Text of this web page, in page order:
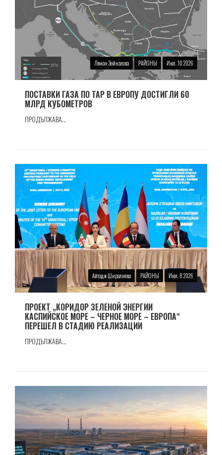
Ляман Зейналова РАЙОНЫ Июл. 10 2026
ПОСТАВКИ ГАЗА ПО TAP В ЕВРОПУ ДОСТИГЛИ 60
МЛРД КУБОМЕТРОВ
ПРОДЪЛЖАВА...
Айтадж Ширалиева РАЙОНЫ Июл. 8 2026
ПРОЕКТ „КОРИДОР ЗЕЛЕНОЙ ЭНЕРГИИ
КАСПИЙСКОЕ МОРЕ – ЧЕРНОЕ МОРЕ – ЕВРОПА“
ПЕРЕШЕЛ В СТАДИЮ РЕАЛИЗАЦИИ
ПРОДЪЛЖАВА...